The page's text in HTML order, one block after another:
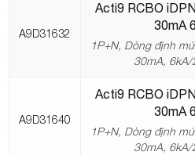
A9D31632
Acti9 RCBO
30mA
1P+N, Dòng định
30mA, 6kA/
A9D31640
Acti9 RCBO
30mA
1P+N, Dòng định
30mA, 6kA/